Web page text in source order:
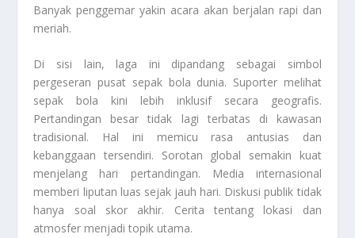
Banyak penggemar yakin acara akan berjalan rapi dan
meriah.
Di sisi lain, laga ini dipandang sebagai simbol
pergeseran pusat sepak bola dunia. Suporter melihat
sepak bola kini lebih inklusif secara geografis.
Pertandingan besar tidak lagi terbatas di kawasan
tradisional. Hal ini memicu rasa antusias dan
kebanggaan tersendiri. Sorotan global semakin kuat
menjelang hari pertandingan. Media internasional
memberi liputan luas sejak jauh hari. Diskusi publik tidak
hanya soal skor akhir. Cerita tentang lokasi dan
atmosfer menjadi topik utama.